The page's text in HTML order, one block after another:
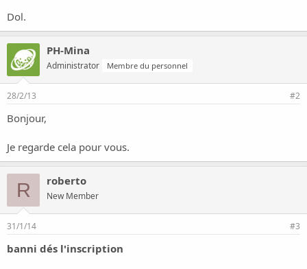
Dol.
PH-Mina
Administrator Membre du personnel
28/2/13 #2
Bonjour,
Je regarde cela pour vous.
R roberto
New Member
31/1/14 #3
banni dés l'inscription